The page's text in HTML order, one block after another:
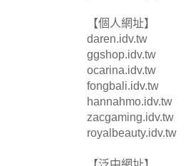
【個人網址】
daren.idv.tw
ggshop.idv.tw
ocarina.idv.tw
fongbali.idv.tw
hannahmo.idv.tw
zacgaming.idv.tw
royalbeauty.idv.tw